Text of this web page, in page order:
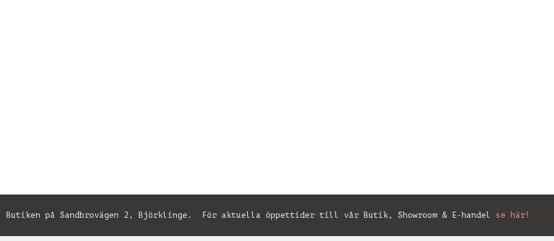
Butiken på Sandbrovägen 2, Björklinge. För aktuella öppettider till vår Butik, Showroom & E-handel se här!